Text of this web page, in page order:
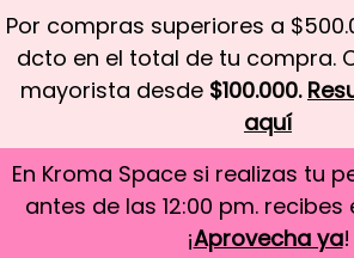
Por compras superiores a
dcto en el total de tu compra.
mayorista desde $100.000.
aquí
En Kroma Space si realizas tu
antes de las 12:00 pm.
¡Aprovecha ya!